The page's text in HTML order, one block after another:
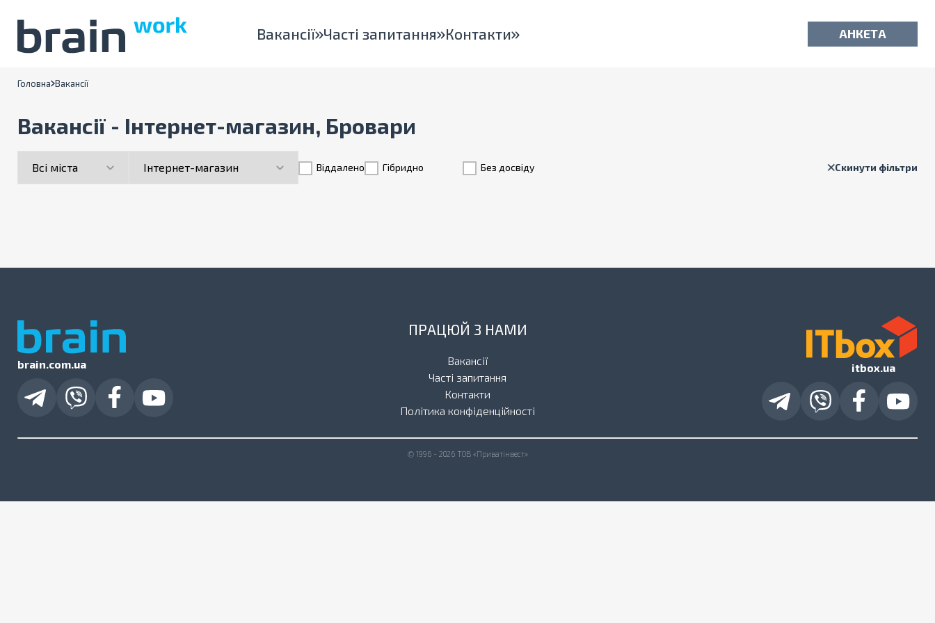
Вакансії Часті запитання Контакти АНКЕТА
Головна Вакансії
Вакансії - Інтернет-магазин, Бровари
Віддалено Гiбридно Без досвіду Скинути фільтри
brain.com.ua
ПРАЦЮЙ З НАМИ
Вакансії
Часті запитання
Контакти
Політика конфіденційності
itbox.ua
© 1996 - 2026 ТОВ «Приватінвест»